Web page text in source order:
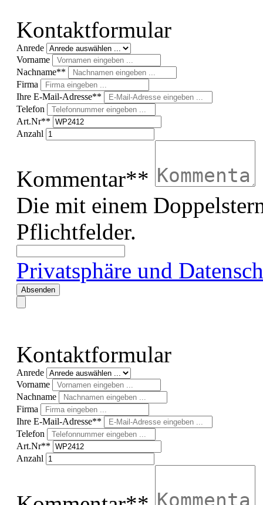
Kontaktformular
Anrede
Vorname
Nachname**
Firma
Ihre E-Mail-Adresse**
Telefon
Art.Nr**
Anzahl
Kommentar**
Die mit einem
Pflichtfelder.
Privatsphäre und
Absenden
Kontaktformular
Anrede
Vorname
Nachname
Firma
Ihre E-Mail-Adresse**
Telefon
Art.Nr**
Anzahl